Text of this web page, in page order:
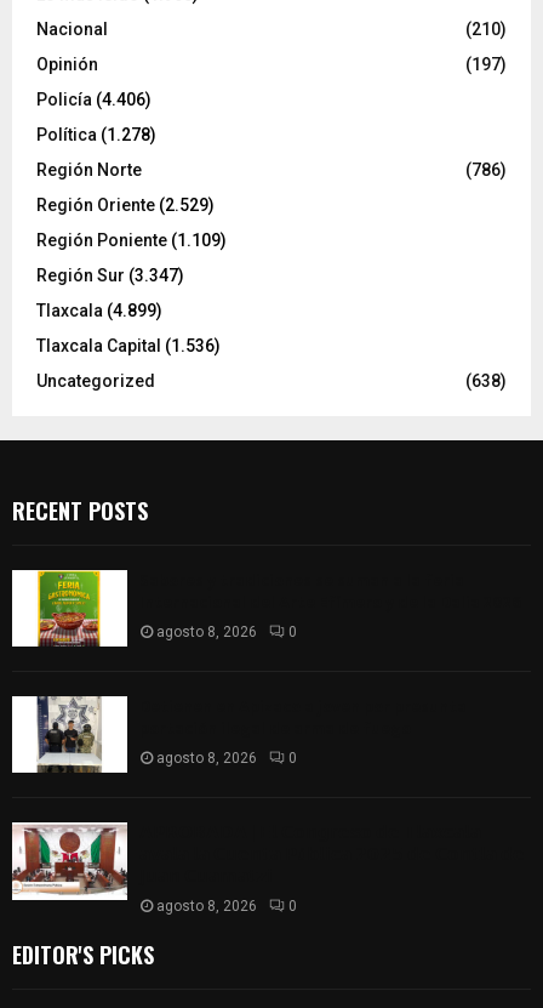
Nacional
(210)
Opinión
(197)
Policía (4.406)
Política (1.278)
Región Norte
(786)
Región Oriente (2.529)
Región Poniente (1.109)
Región Sur (3.347)
Tlaxcala (4.899)
Tlaxcala Capital (1.536)
Uncategorized
(638)
RECENT POSTS
agosto 8, 2026 0
agosto 8, 2026 0
agosto 8, 2026 0
EDITOR'S PICKS